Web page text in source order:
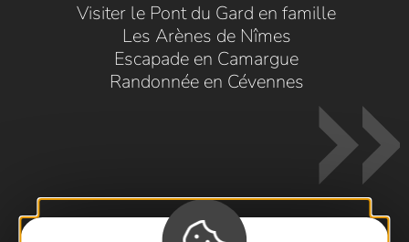
Visiter le Pont du Gard en famille
Les Arènes de Nîmes
Escapade en Camargue
Randonnée en Cévennes